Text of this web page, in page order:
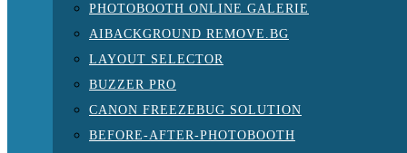
PHOTOBOOTH ONLINE GALERIE
AIBACKGROUND REMOVE.BG
LAYOUT SELECTOR
BUZZER PRO
CANON FREEZEBUG SOLUTION
BEFORE-AFTER-PHOTOBOOTH